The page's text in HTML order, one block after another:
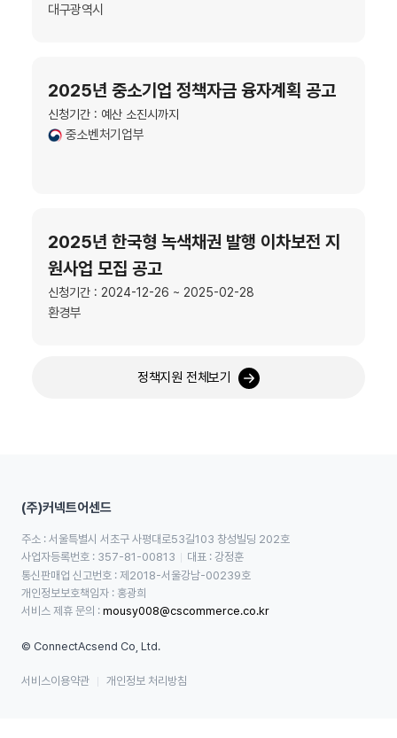
대구광역시
2025년 중소기업 정책자금 융자계획 공고
신청기간 : 예산 소진시까지
중소벤처기업부
2025년 한국형 녹색채권 발행 이차보전 지
원사업 모집 공고
신청기간 : 2024-12-26 ~ 2025-02-28
환경부
정책지원 전체보기
(주)커넥트어센드
주소 : 서울특별시 서초구 사평대로53길103 창성빌딩 202호
사업자등록번호 : 357-81-00813
대표 : 강정훈
통신판매업 신고번호 : 제2018-서울강남-00239호
개인정보보호책임자 : 홍광희
서비스 제휴 문의 : mousy008@cscommerce.co.kr
© ConnectAcsend Co, Ltd.
서비스이용약관 개인정보 처리방침